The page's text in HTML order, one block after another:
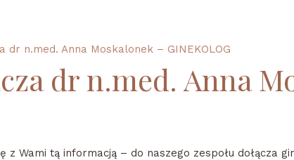
dr n.med. Anna Moskalonek – GINEKOLOG
dr n.med. Anna
z Wami tą informacją – do naszego zespołu dołącza